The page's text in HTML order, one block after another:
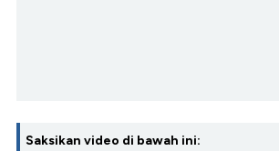
Saksikan video di bawah ini: